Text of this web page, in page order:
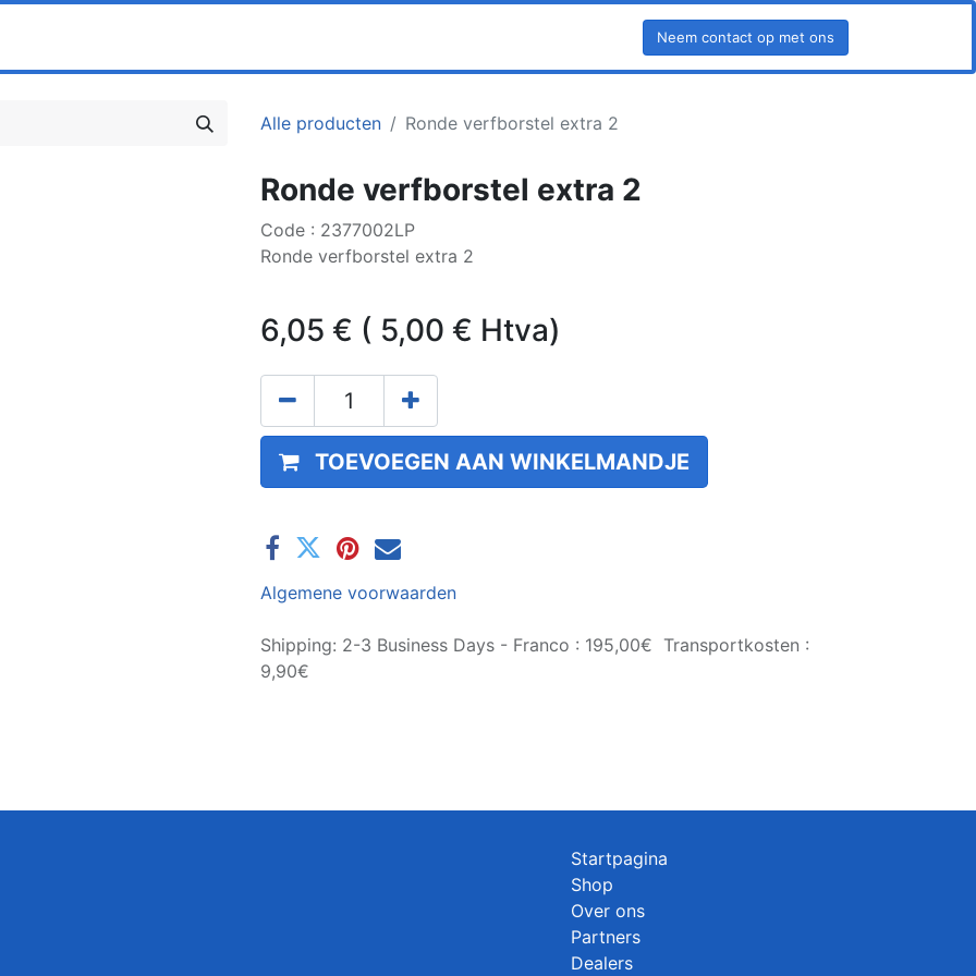
Neem contact op met ons
Alle producten Ronde verfborstel extra 2
Ronde verfborstel extra 2
Code : 2377002LP
Ronde verfborstel extra 2
6,05 € ( 5,00 € Htva)
TOEVOEGEN AAN WINKELMANDJE
Algemene voorwaarden
Shipping: 2-3 Business Days - Franco : 195,00€ Transportkosten :
9,90€
Startpagina
Shop
Over ons
Partners
Dealers